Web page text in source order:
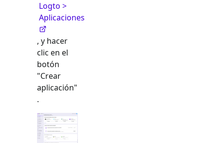
Logto >
Aplicaciones
, y hacer
clic en el
botón
"Crear
aplicación"
.